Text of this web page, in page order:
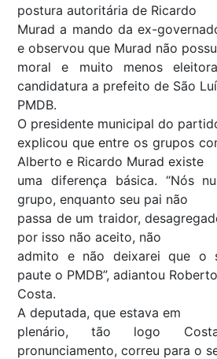
postura autoritária de Ricardo
Murad a mando da ex-
e observou que Murad não
moral e muito menos
candidatura a prefeito de São
PMDB.
O presidente municipal do
explicou que entre os grupos
Alberto e Ricardo Murad existe
uma diferença básica. “Nós
grupo, enquanto seu pai não
passa de um traidor,
por isso não aceito, não
admito e não deixarei que o
paute o PMDB”, adiantou Roberto
Costa.
A deputada, que estava em
plenário, tão logo
pronunciamento, correu para o